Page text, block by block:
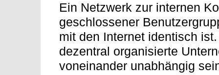
Ein Netzwerk zur internen
geschlossener
mit den Internet identisch
dezentral organisierte
voneinander unabhängig